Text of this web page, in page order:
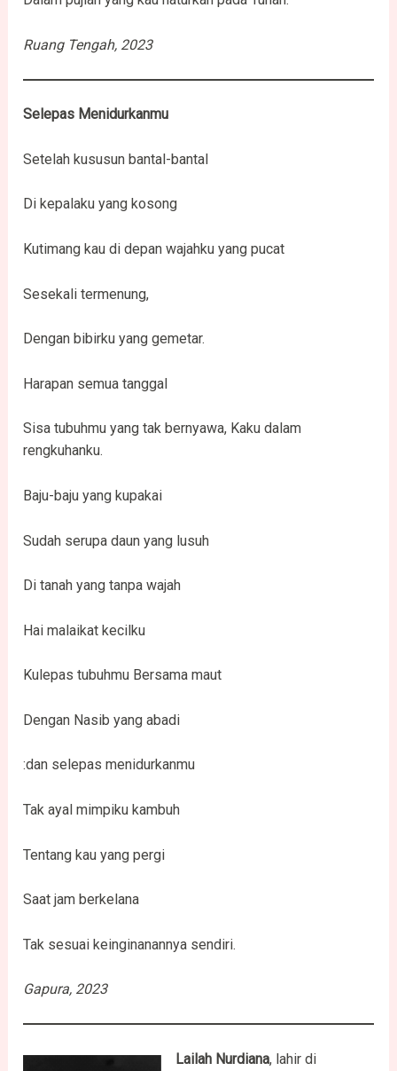
Ruang Tengah, 2023
Selepas Menidurkanmu
Setelah kususun bantal-bantal
Di kepalaku yang kosong
Kutimang kau di depan wajahku yang pucat
Sesekali termenung,
Dengan bibirku yang gemetar.
Harapan semua tanggal
Sisa tubuhmu yang tak bernyawa, Kaku dalam
rengkuhanku.
Baju-baju yang kupakai
Sudah serupa daun yang lusuh
Di tanah yang tanpa wajah
Hai malaikat kecilku
Kulepas tubuhmu Bersama maut
Dengan Nasib yang abadi
:dan selepas menidurkanmu
Tak ayal mimpiku kambuh
Tentang kau yang pergi
Saat jam berkelana
Tak sesuai keinginanannya sendiri.
Gapura, 2023
Lailah Nurdiana, lahir di